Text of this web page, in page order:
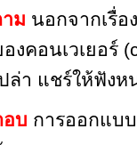
ม นอกจากเรื่
งคอนเวเยอร์
ล่า แชร์ให้ฟังห
บ การออกแบ